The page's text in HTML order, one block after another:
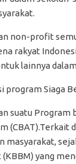
non-profit
rakyat
lainnya
Siaga
suatu Program
(CBAT).Terkait
masyarakat,
yang